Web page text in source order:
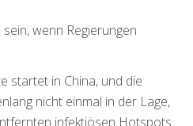
wenn Regierungen
startet in China, und die
nicht einmal in der Lage,
infektiösen Hotspots